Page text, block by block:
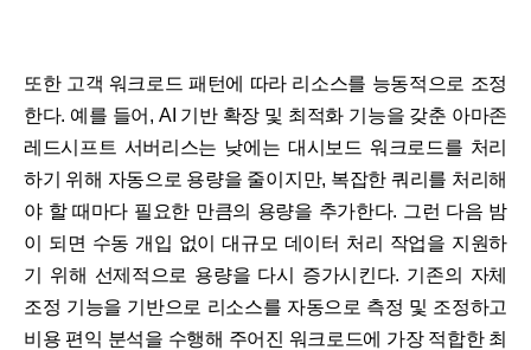
또한 고객 워크로드 패턴에 따라 리소스를 능동적으로 조정
한다. 예를 들어, AI 기반 확장 및 최적화 기능을 갖춘 아마존
레드시프트 서버리스는 낮에는 대시보드 워크로드를 처리
하기 위해 자동으로 용량을 줄이지만, 복잡한 쿼리를 처리해
야 할 때마다 필요한 만큼의 용량을 추가한다. 그런 다음 밤
이 되면 수동 개입 없이 대규모 데이터 처리 작업을 지원하
기 위해 선제적으로 용량을 다시 증가시킨다. 기존의 자체
조정 기능을 기반으로 리소스를 자동으로 측정 및 조정하고
비용 편익 분석을 수행해 주어진 워크로드에 가장 적합한 최